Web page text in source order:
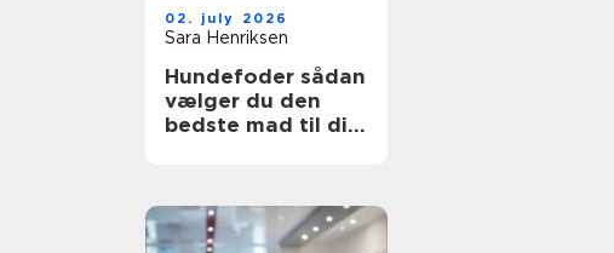
02. july 2026
Sara Henriksen
Hundefoder sådan
vælger du den
bedste mad til din